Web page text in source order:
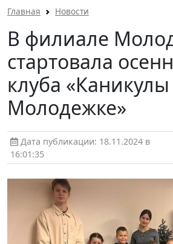
Главная Новости
В филиале
стартовала
клуба
Молодежке»
Дата публикации: 18.11.2024 в
16:01:35